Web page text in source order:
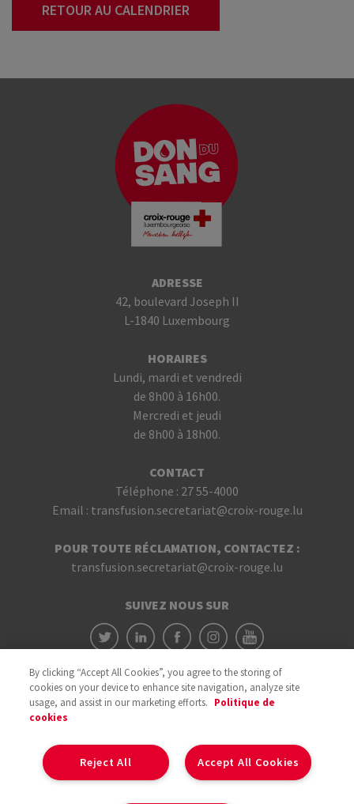
RETOUR AU CALENDRIER
ADRESSE
42, boulevard Joseph II
L-1840 Luxembourg
HORAIRES
Lundi, mardi et vendredi
de 8h00 à 16h00.
Mercredi et jeudi
de 8h00 à 18h00.
CONTACT
Téléphone : 27 55-4000
Email : transfusion.secretariat@croix-rouge.lu
POUR TOUTE RÉCLAMATION, CONTACTEZ :
transfusion.secretariat@croix-rouge.lu
SUIVEZ NOUS SUR
By clicking “Accept All Cookies”, you agree to the storing of
cookies on your device to enhance site navigation, analyze site
usage, and assist in our marketing efforts. Politique de
cookies
Accept All Cookies
Reject All